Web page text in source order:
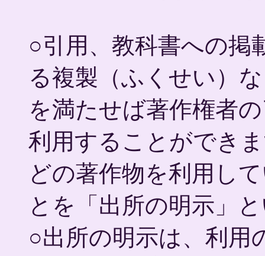
○引用、教科書への掲
る複製（ふくせい）
を満たせば著作権者
利用することができ
どの著作物を利用し
とを「出所の明示」
○出所の明示は、利用